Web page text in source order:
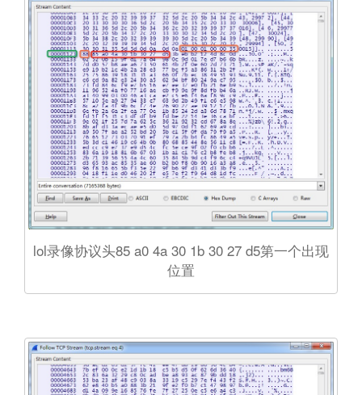
lol录像协议头85 a0 4a 30 1b 30 27 d5第一个出现
位置